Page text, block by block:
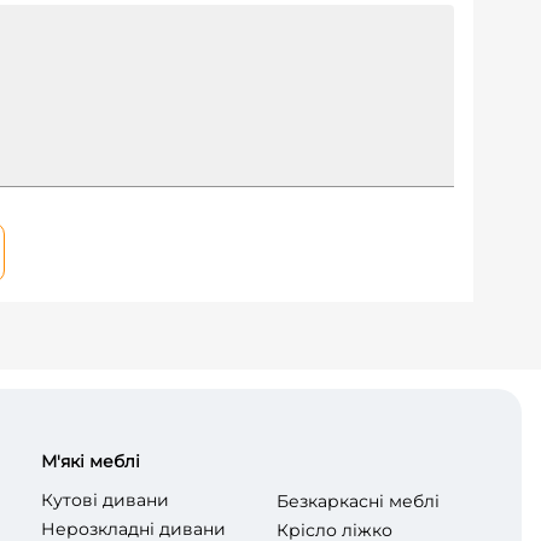
М'які меблі
Кутові дивани
Нерозкладні дивани
Безкаркасні меблі
Крісло ліжко